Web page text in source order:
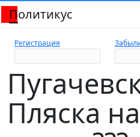
Политикус
Регистрация
Пляска на